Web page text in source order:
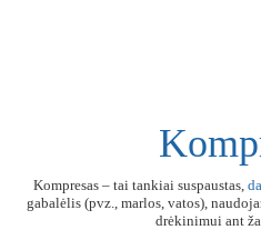
Kompresas – tai tankiai suspaustas,
gabalėlis (pvz., marlos, vatos),
drėkinimui ant